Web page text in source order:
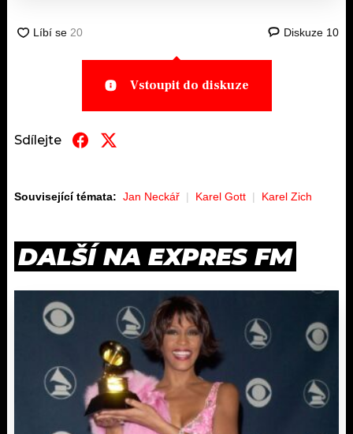
Diskuze 10
Vstoupit do diskuze
Sdílejte
Související témata: Jan Neckář Karel Gott Karel Zich
DALŠÍ NA EXPRES FM